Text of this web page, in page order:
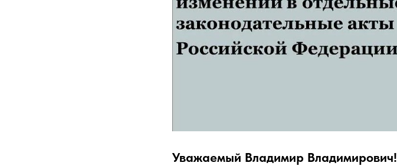
Уважаемый Владимир Владимирович!